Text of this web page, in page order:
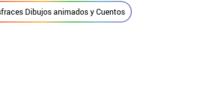
Dibujos animados y Cuentos